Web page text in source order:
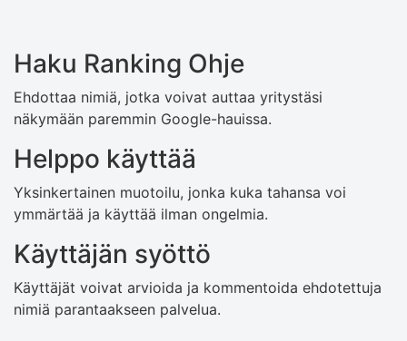
Haku Ranking Ohje
Ehdottaa nimiä, jotka voivat auttaa yritystäsi
näkymään paremmin Google-hauissa.
Helppo käyttää
Yksinkertainen muotoilu, jonka kuka tahansa voi
ymmärtää ja käyttää ilman ongelmia.
Käyttäjän syöttö
Käyttäjät voivat arvioida ja kommentoida ehdotettuja
nimiä parantaakseen palvelua.